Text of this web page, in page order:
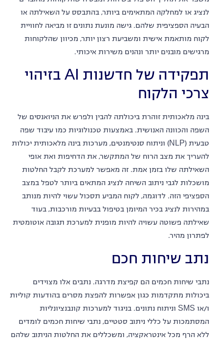
לנציג או למחלקה המתאימים ביותר, בהתבסס על השאילתה או
הבעיה הספציפית שלהם. גישה מונעת נתונים זו מביאה לחוויית
לקוח מותאמת אישית ומשביעת רצון יותר, מכיוון שהלקוחות
מרגישים מובנים יותר ונהנים משירות איכותי.
תפקידה של חדשנות AI בזיהוי
צרכי הלקוח
בינה מלאכותית זוהרת ביכולתה להבין ולפרש את הניואנסים של
השפה והכוונה האנושית. באמצעות טכנולוגיות כמו עיבוד שפה
טבעית (NLP) וניתוח סנטימנטים, מערכות בינה מלאכותית יכולות
להעריך את מצב הרוח של המתקשר, את הדחיפות ואת אופי
השאילתה שלו בזמן אמת. זה מאפשר למערכת לקבל החלטות
מושכלות לגבי ניתוב השיחה לנציג המתאים ביותר לטפל במצב
הספציפי הזה. לדוגמה, לקוח המביע תסכול עשוי להיות מנותב
במהירות לנציג בכיר המיומן בטיפול בבעיות מורכבות, בעוד
שאילתה פשוטה עשויה להיות מופנית למערכת תגובה אוטומטית
לפתרון מהיר.
נתב שיחות חכם
נתבי שיחות חכמים הם קפיצת מדרגה. נתבים אלו מצוידים
ביכולות מתקדמות כגון אפשרות להפצת מסרים בהודעות קוליות
ו/או SMS
וניתוח נתונים. בניגוד למערכות קונבנציונליות
המסתמכות על כללי ניתוב סטטיים, נתבי שיחות חכמים לומדים
ללא הרף מכל אינטראקציה, ומשכללים את החלטות הניתוב שלהם